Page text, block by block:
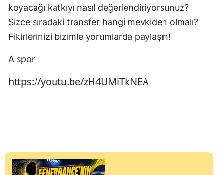
koyacağı katkıyı nasıl değerlendiriyorsunuz?
Sizce sıradaki transfer hangi mevkiden olmalı?
Fikirlerinizi bizimle yorumlarda paylaşın!
A spor
https://youtu.be/zH4UMiTkNEA